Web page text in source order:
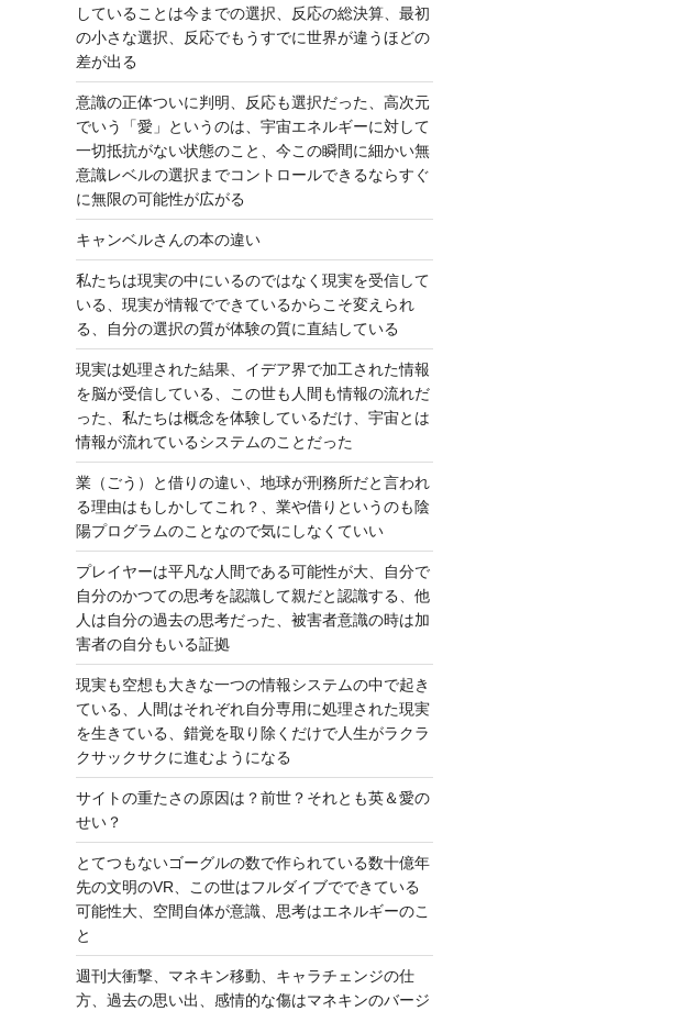
していることは今までの選択、反応の総決算、最初
の小さな選択、反応でもうすでに世界が違うほどの
差が出る
意識の正体ついに判明、反応も選択だった、高次元
でいう「愛」というのは、宇宙エネルギーに対して
一切抵抗がない状態のこと、今この瞬間に細かい無
意識レベルの選択までコントロールできるならすぐ
に無限の可能性が広がる
キャンベルさんの本の違い
私たちは現実の中にいるのではなく現実を受信して
いる、現実が情報でできているからこそ変えられ
る、自分の選択の質が体験の質に直結している
現実は処理された結果、イデア界で加工された情報
を脳が受信している、この世も人間も情報の流れだ
った、私たちは概念を体験しているだけ、宇宙とは
情報が流れているシステムのことだった
業（ごう）と借りの違い、地球が刑務所だと言われ
る理由はもしかしてこれ？、業や借りというのも陰
陽プログラムのことなので気にしなくていい
プレイヤーは平凡な人間である可能性が大、自分で
自分のかつての思考を認識して親だと認識する、他
人は自分の過去の思考だった、被害者意識の時は加
害者の自分もいる証拠
現実も空想も大きな一つの情報システムの中で起き
ている、人間はそれぞれ自分専用に処理された現実
を生きている、錯覚を取り除くだけで人生がラクラ
クサックサクに進むようになる
サイトの重たさの原因は？前世？それとも英＆愛の
せい？
とてつもないゴーグルの数で作られている数十億年
先の文明のVR、この世はフルダイブでできている
可能性大、空間自体が意識、思考はエネルギーのこ
と
週刊大衝撃、マネキン移動、キャラチェンジの仕
方、過去の思い出、感情的な傷はマネキンのバージ